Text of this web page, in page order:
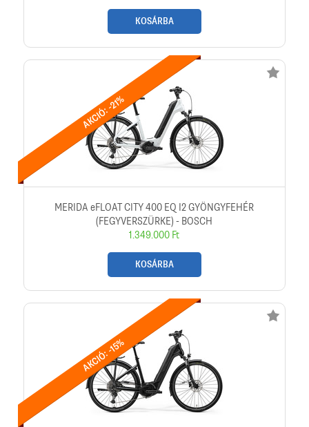
KOSÁRBA
AKCIÓ: -21%
MERIDA eFLOAT CITY 400 EQ I2 GYÖNGYFEHÉR
(FEGYVERSZÜRKE) - BOSCH
1.349.000 Ft
KOSÁRBA
AKCIÓ: -15%